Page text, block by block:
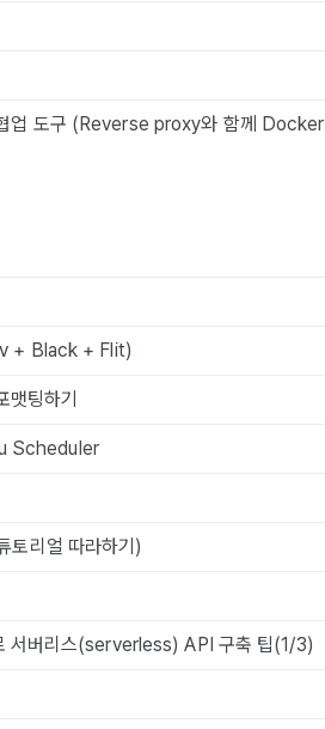
업 도구 (Reverse proxy와 함께 Docker
+ Black + Flit)
팅하기
Scheduler
리얼 따라하기)
버리스(serverless) API 구축 팁(1/3)